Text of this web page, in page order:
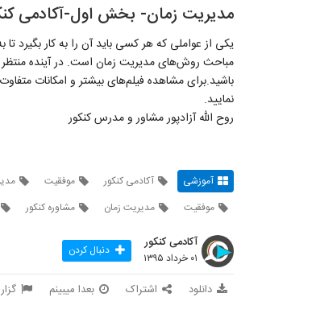
مدیریت زمان- بخش اول-آکادمی
یکی از عواملی که هر کسی باید آن را به کار
مباحث روش‌های مدیریت زمان است. در آینده منتظر
باشید.برای مشاهده فیلم‌های بیشتر و امکانات
نمایید.
روح الله آزادپور مشاور و مدرس کنکور
آموزشی آکادمی کنکور موفقیت
موفقیت
مدیریت زمان مشاوره کنکور
آکادمی کنکور
۰۱ خرداد ۱۳۹۵ دنبال کردن
دانلود اشتراک بعدا میبینم